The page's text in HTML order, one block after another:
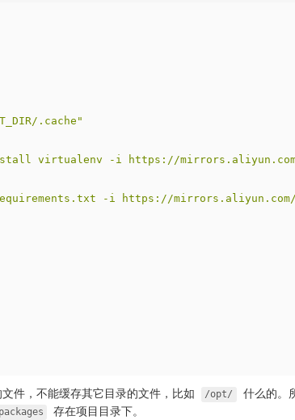
.cache"
virtualenv -i https://mirrors.aliyun.com/
-i
https://
件，不能缓存其它目录的文件，比如 /opt/ 什么的。
存在项目目录下。